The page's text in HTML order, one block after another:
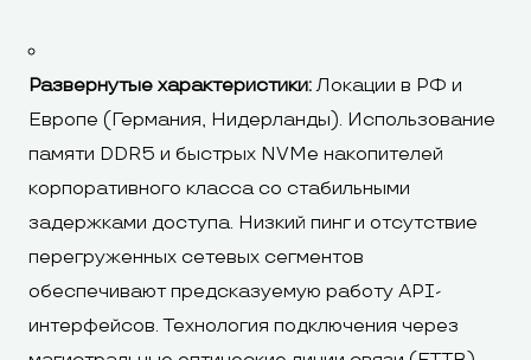
Развернутые характеристики:Локации в РФ и
Европе (Германия, Нидерланды). Использование
памяти DDR5 и быстрых NVMe накопителей
корпоративного класса со стабильными
задержками доступа. Низкий пинг и отсутствие
перегруженных сетевых сегментов
обеспечивают предсказуемую работу API-
интерфейсов. Технология подключения через